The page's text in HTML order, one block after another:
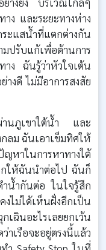
ง และระยะทางห่าง
ะแสน้ำที่แตกต่างกัน
ปรับแก้เพื่อต้านการ
ง ฉันรู้ว่าหัวใจเต้น
างดี ไม่มีอาการสงสัย
ผ่านภูเขาใต้น้ำ และ
ลม ฉันเอาเข็มทิศให้
ญหาในการหาทางใต้
ให้ฉันนำต่อไป ฉันก็
น้ำกันต่อ ในใจรู้สึก
ไม่ได้เห็นฝั่งอีกเป็น
นอะไรเลยยกเว้น
าเรือจะอยู่ตรงนี้แล้ว